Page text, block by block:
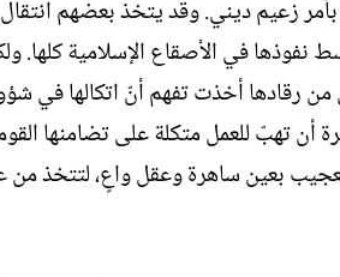
زعيم ديني. وقد يتخذ بعضهم انتقال
نفوذها في الأصقاع الإسلامية كلها.
من رقادها أخذت تفهم أنّ اتكالها في
أن تهبّ للعمل متكلة على تضامنها
بعين ساهرة وعقل واعٍ، لتتخذ من